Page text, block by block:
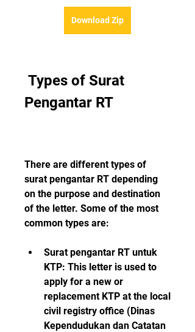
Download Zip
Pengantar RT
There are different types of
surat pengantar RT depending
on the purpose and destination
of the letter. Some of the most
common types are:
Surat pengantar RT untuk
KTP: This letter is used to
apply for a new or
replacement KTP at the local
civil registry office (Dinas
Kependudukan dan Catatan